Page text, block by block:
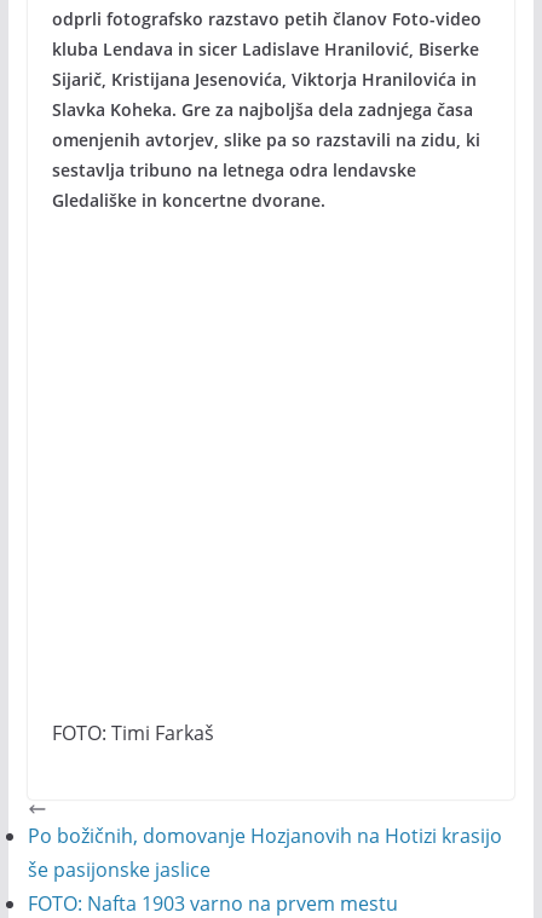
odprli fotografsko razstavo petih članov Foto-video
kluba Lendava in sicer Ladislave Hranilović, Biserke
Sijarič, Kristijana Jesenovića, Viktorja Hranilovića in
Slavka Koheka. Gre za najboljša dela zadnjega časa
omenjenih avtorjev, slike pa so razstavili na zidu, ki
sestavlja tribuno na letnega odra lendavske
Gledališke in koncertne dvorane.
FOTO: Timi Farkaš
Po božičnih, domovanje Hozjanovih na Hotizi krasijo
še pasijonske jaslice
FOTO: Nafta 1903 varno na prvem mestu